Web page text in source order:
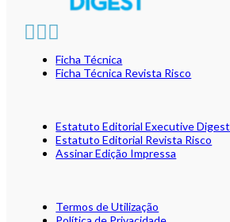
Ficha Técnica
Ficha Técnica Revista Risco
Estatuto Editorial Executive Digest
Estatuto Editorial Revista Risco
Assinar Edição Impressa
Termos de Utilização